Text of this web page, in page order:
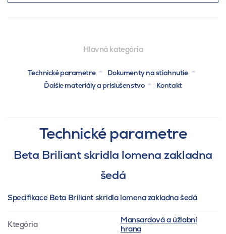
Hlavná kategória
Technické parametre
Dokumenty na stiahnutie
Ďalšie materiály a príslušenstvo
Kontakt
Technické parametre
Beta Briliant skridla lomena zakladna
šedá
Specifikace Beta Briliant skridla lomena zakladna šedá
Ktegória
Mansardová a úžlabní
hrana